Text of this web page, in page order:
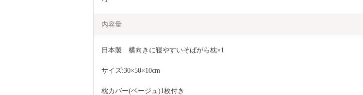
内容量
日本製　横向きに寝やすいそばがら枕×1
サイズ:30×50×10cm
枕カバー(ベージュ)1枚付き